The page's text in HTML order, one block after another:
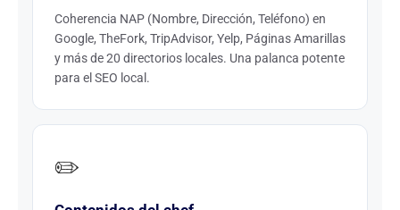
Coherencia NAP (Nombre, Dirección, Teléfono) en
Google, TheFork, TripAdvisor, Yelp, Páginas Amarillas
y más de 20 directorios locales. Una palanca potente
para el SEO local.
✏️